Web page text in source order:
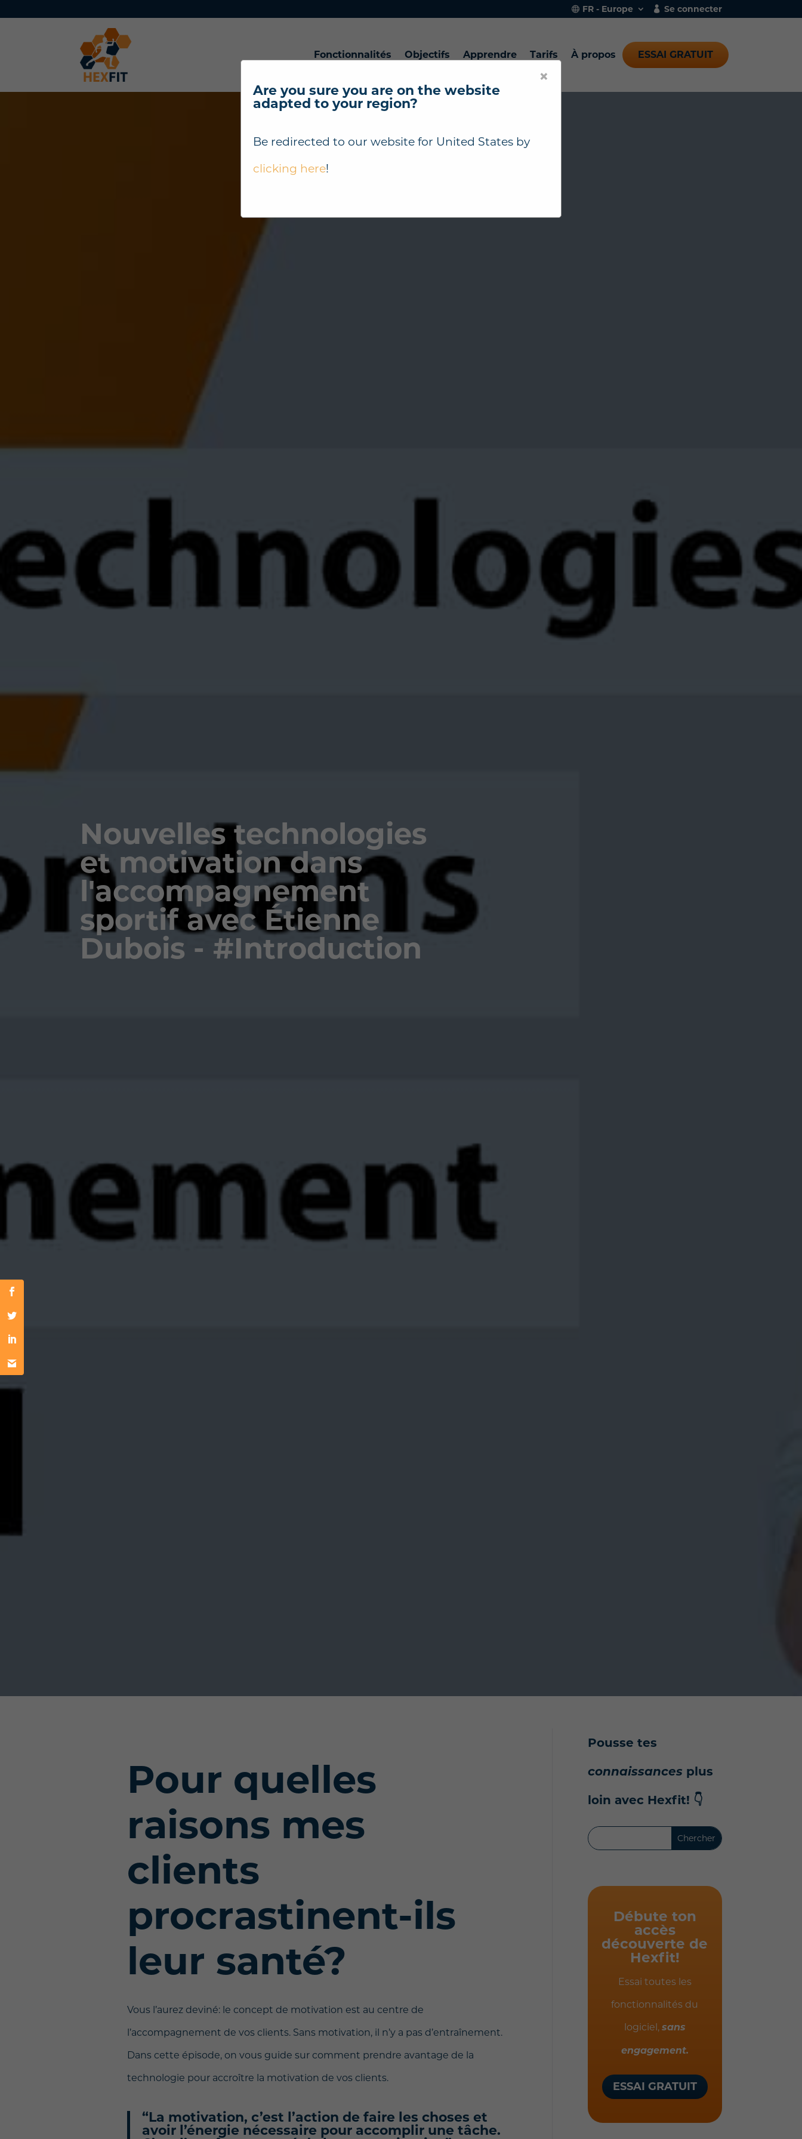
×
Are you sure you are on the website
adapted to your region?
Be redirected to our website for United States by
clicking here!
FR - Europe Se connecter
Fonctionnalités Objectifs Apprendre Tarifs À propos ESSAI GRATUIT
Nouvelles technologies
et motivation dans
l'accompagnement
sportif avec Étienne
Dubois - #Introduction
Pour quelles
raisons mes
clients
procrastinent-ils
leur santé?
Vous l’aurez deviné: le concept de motivation est au centre de
l’accompagnement de vos clients. Sans motivation, il n’y a pas d’entraînement.
Dans cette épisode, on vous guide sur comment prendre avantage de la
technologie pour accroître la motivation de vos clients.
“La motivation, c’est l’action de faire les choses et
avoir l’énergie nécessaire pour accomplir une tâche.
Pousse tes
connaissances plus
loin avec Hexfit! 👇
Débute ton
accès
découverte de
Hexfit!
Essai toutes les
fonctionnalités du
logiciel, sans
engagement.
ESSAI GRATUIT